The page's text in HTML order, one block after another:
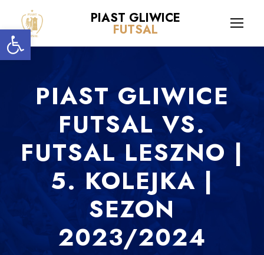
Open toolbar
PIAST GLIWICE
FUTSAL
PIAST GLIWICE
FUTSAL VS.
FUTSAL LESZNO |
5. KOLEJKA |
SEZON
2023/2024